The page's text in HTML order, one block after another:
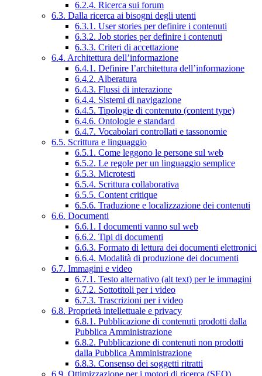
6.2.4. Ricerca sui forum
6.3. Dalla ricerca ai bisogni degli utenti
6.3.1. User stories per definire i contenuti
6.3.2. Job stories per definire i contenuti
6.3.3. Criteri di accettazione
6.4. Architettura dell’informazione
6.4.1. Definire l’architettura dell’informazione
6.4.2. Alberatura
6.4.3. Flussi di interazione
6.4.4. Sistemi di navigazione
6.4.5. Tipologie di contenuto (content type)
6.4.6. Ontologie e standard
6.4.7. Vocabolari controllati e tassonomie
6.5. Scrittura e linguaggio
6.5.1. Come leggono le persone sul web
6.5.2. Le regole per un linguaggio semplice
6.5.3. Microtesti
6.5.4. Scrittura collaborativa
6.5.5. Content critique
6.5.6. Traduzione e localizzazione dei contenuti
6.6. Documenti
6.6.1. I documenti vanno sul web
6.6.2. Tipi di documenti
6.6.3. Formato di lettura dei documenti elettronici
6.6.4. Modalità di produzione dei documenti
6.7. Immagini e video
6.7.1. Testo alternativo (alt text) per le immagini
6.7.2. Sottotitoli per i video
6.7.3. Trascrizioni per i video
6.8. Proprietà intellettuale e privacy
6.8.1. Pubblicazione di contenuti prodotti dalla
Pubblica Amministrazione
6.8.2. Pubblicazione di contenuti non prodotti
dalla Pubblica Amministrazione
6.8.3. Consenso dei soggetti ritratti
6.9. Ottimizzazione per i motori di ricerca (SEO)